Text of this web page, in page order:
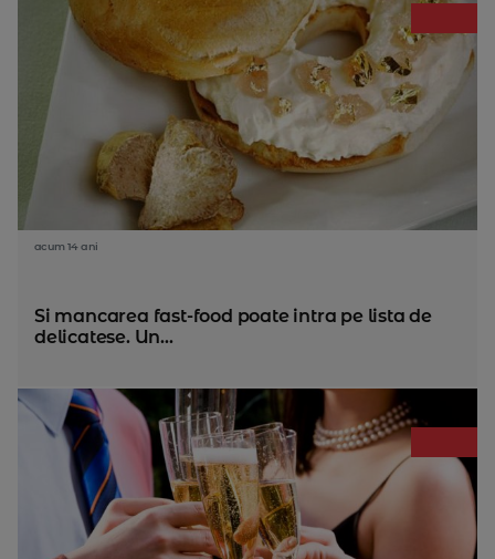
acum 14 ani
Si mancarea fast-food poate intra pe lista de
delicatese. Un...